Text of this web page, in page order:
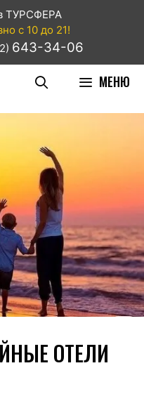
ТУРСФЕРА
с 10 до 21!
643-34-06
МЕНЮ
ОТЕЛИ